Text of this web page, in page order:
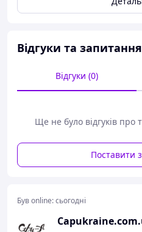
Склад:Бавовна
Старна:
Кількість
Відгуки та запитання
Відгуки (0)
Ще не було відгуків про
Поставити
Був online:сьогодні